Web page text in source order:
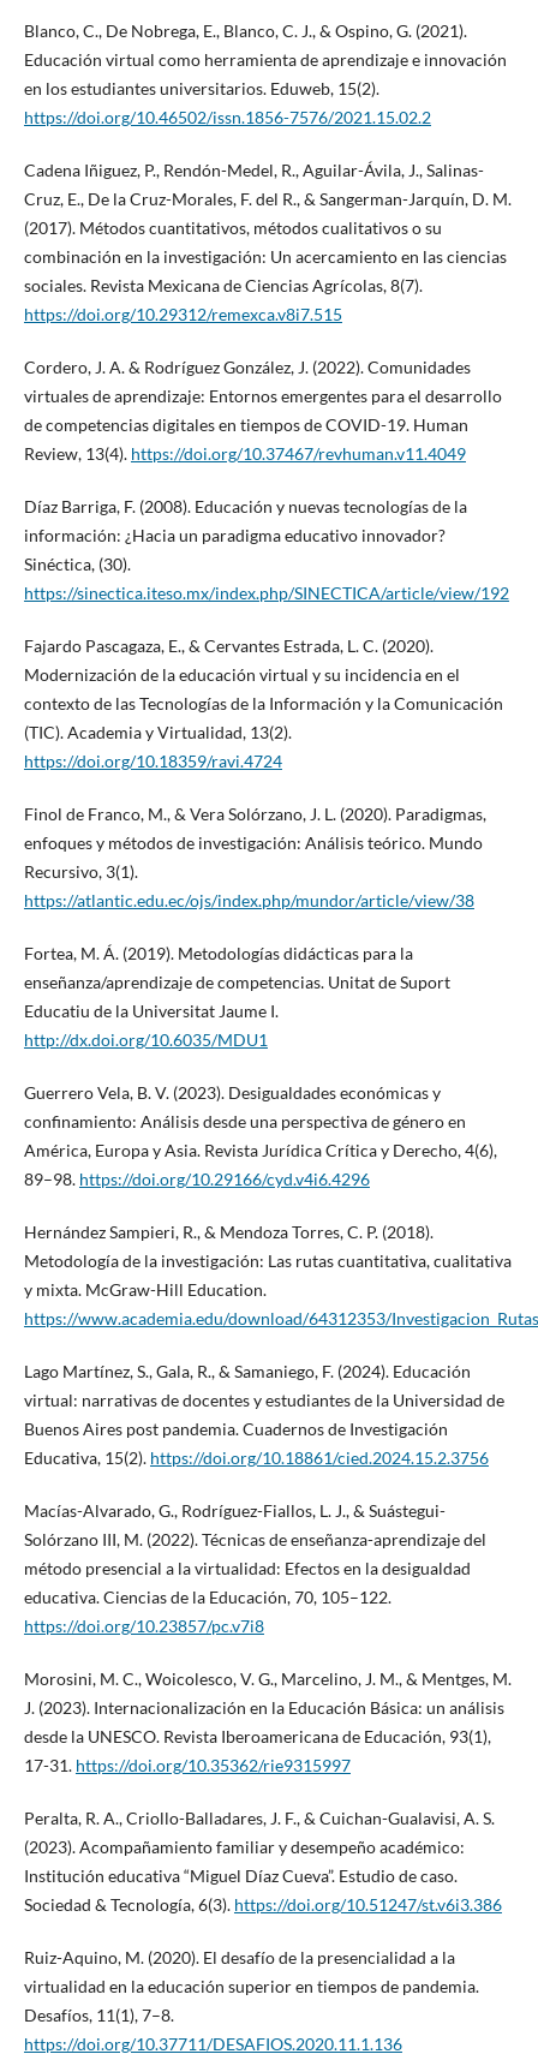
Blanco, C., De Nobrega, E., Blanco, C. J., & Ospino, G. (2021).
Educación virtual como herramienta de aprendizaje e innovación
en los estudiantes universitarios. Eduweb, 15(2).
https://doi.org/10.46502/issn.1856-7576/2021.15.02.2
Cadena Iñiguez, P., Rendón-Medel, R., Aguilar-Ávila, J., Salinas-
Cruz, E., De la Cruz-Morales, F. del R., & Sangerman-Jarquín, D. M.
(2017). Métodos cuantitativos, métodos cualitativos o su
combinación en la investigación: Un acercamiento en las ciencias
sociales. Revista Mexicana de Ciencias Agrícolas, 8(7).
https://doi.org/10.29312/remexca.v8i7.515
Cordero, J. A. & Rodríguez González, J. (2022). Comunidades
virtuales de aprendizaje: Entornos emergentes para el desarrollo
de competencias digitales en tiempos de COVID-19. Human
Review, 13(4). https://doi.org/10.37467/revhuman.v11.4049
Díaz Barriga, F. (2008). Educación y nuevas tecnologías de la
información: ¿Hacia un paradigma educativo innovador?
Sinéctica, (30).
https://sinectica.iteso.mx/index.php/SINECTICA/article/view/192
Fajardo Pascagaza, E., & Cervantes Estrada, L. C. (2020).
Modernización de la educación virtual y su incidencia en el
contexto de las Tecnologías de la Información y la Comunicación
(TIC). Academia y Virtualidad, 13(2).
https://doi.org/10.18359/ravi.4724
Finol de Franco, M., & Vera Solórzano, J. L. (2020). Paradigmas,
enfoques y métodos de investigación: Análisis teórico. Mundo
Recursivo, 3(1).
https://atlantic.edu.ec/ojs/index.php/mundor/article/view/38
Fortea, M. Á. (2019). Metodologías didácticas para la
enseñanza/aprendizaje de competencias. Unitat de Suport
Educatiu de la Universitat Jaume I.
http://dx.doi.org/10.6035/MDU1
Guerrero Vela, B. V. (2023). Desigualdades económicas y
confinamiento: Análisis desde una perspectiva de género en
América, Europa y Asia. Revista Jurídica Crítica y Derecho, 4(6),
89–98. https://doi.org/10.29166/cyd.v4i6.4296
Hernández Sampieri, R., & Mendoza Torres, C. P. (2018).
Metodología de la investigación: Las rutas cuantitativa, cualitativa
y mixta. McGraw-Hill Education.
https://www.academia.edu/download/64312353/
Lago Martínez, S., Gala, R., & Samaniego, F. (2024). Educación
virtual: narrativas de docentes y estudiantes de la Universidad de
Buenos Aires post pandemia. Cuadernos de Investigación
Educativa, 15(2). https://doi.org/10.18861/cied.2024.15.2.3756
Macías-Alvarado, G., Rodríguez-Fiallos, L. J., & Suástegui-
Solórzano III, M. (2022). Técnicas de enseñanza-aprendizaje del
método presencial a la virtualidad: Efectos en la desigualdad
educativa. Ciencias de la Educación, 70, 105–122.
https://doi.org/10.23857/pc.v7i8
Morosini, M. C., Woicolesco, V. G., Marcelino, J. M., & Mentges, M.
J. (2023). Internacionalización en la Educación Básica: un análisis
desde la UNESCO. Revista Iberoamericana de Educación, 93(1),
17-31. https://doi.org/10.35362/rie9315997
Peralta, R. A., Criollo-Balladares, J. F., & Cuichan-Gualavisi, A. S.
(2023). Acompañamiento familiar y desempeño académico:
Institución educativa “Miguel Díaz Cueva”. Estudio de caso.
Sociedad & Tecnología, 6(3). https://doi.org/10.51247/st.v6i3.386
Ruiz-Aquino, M. (2020). El desafío de la presencialidad a la
virtualidad en la educación superior en tiempos de pandemia.
Desafíos, 11(1), 7–8.
https://doi.org/10.37711/DESAFIOS.2020.11.1.136